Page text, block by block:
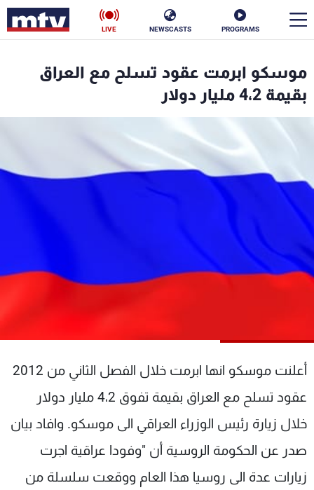
PROGRAMS
NEWSCASTS
LIVE
موسكو ابرمت عقود تسلح مع العراق
بقيمة 4،2 مليار دولار
أعلنت موسكو انها ابرمت خلال الفصل الثاني من 2012
عقود تسلح مع العراق بقيمة تفوق 4،2 مليار دولار
خلال زيارة رئيس الوزراء العراقي الى موسكو. وافاد بيان
صدر عن الحكومة الروسية أن "وفودا عراقية اجرت
زيارات عدة الى روسيا هذا العام ووقعت سلسلة من
الأخبار
سياسة
منوعات
كأس العالم
عن MTV
الإنـتـاج
لاعلاناتكم
وظائف
تواصل معنا
شروط الإسـتخدام